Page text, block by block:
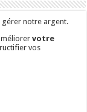
gérer notre argent.
votre
vos